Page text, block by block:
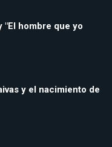
"El hombre que yo
y el nacimiento de